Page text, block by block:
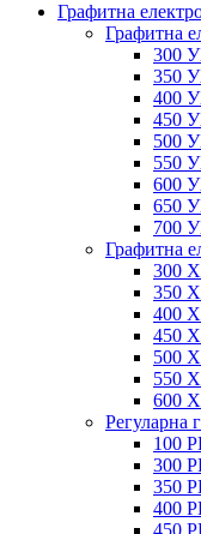
Графитна
Графитна
300
350
400
450
500
550
600
650
700
Графитна
300
350
400
450
500
550
600
Регуларна
100
300
350
400